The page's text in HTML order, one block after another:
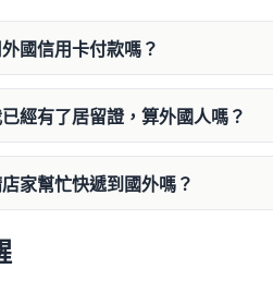
國信用卡付款嗎？
經有了居留證，算外國人嗎？
家幫忙快遞到國外嗎？